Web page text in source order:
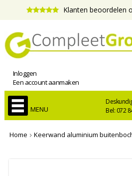
Klanten beoordelen
Bel: 072
Inloggen
Een account aanmaken
MENU
Home Keerwand aluminium